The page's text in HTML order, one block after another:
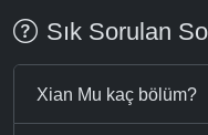
Sık Sorulan
Xian Mu kaç bölüm?